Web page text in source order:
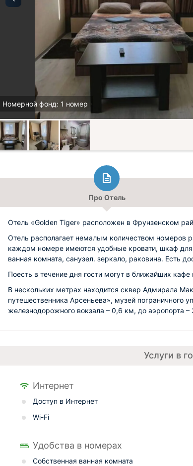
Номерной фонд: 1 номер
Про Отель
Отель «Golden Tiger» расположен в Фрунзенском
Отель располагает немалым количеством номеров
каждом номере имеются удобные кровати, шкаф
ванная комната, санузел. зеркало, раковина. Есть
Поесть в течение дня гости могут в ближайших кафе
В нескольких метрах находится сквер Адмирала
путешественника Арсеньева», музей пограничного
железнодорожного вокзала – 0,6 км, до аэропорта –
Услуги в
Интернет
Доступ в Интернет
Wi-Fi
Удобства в номерах
Собственная ванная комната